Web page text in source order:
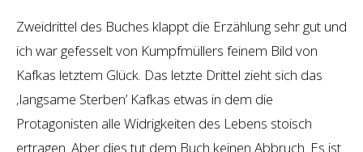
Zweidrittel des Buches klappt die Erzählung sehr gut und
ich war gefesselt von Kumpfmüllers feinem Bild von
Kafkas letztem Glück. Das letzte Drittel zieht sich das
‚langsame Sterben’ Kafkas etwas in dem die
Protagonisten alle Widrigkeiten des Lebens stoisch
ertragen. Aber dies tut dem Buch keinen Abbruch. Es ist